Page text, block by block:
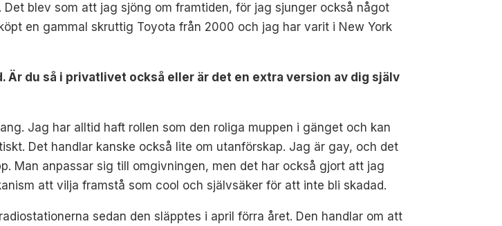
Det blev som att jag sjöng om framtiden, för jag sjunger också något
en gammal skruttig Toyota från 2000 och jag har varit i New York
du så i privatlivet också eller är det en extra version av dig själv
Jag har alltid haft rollen som den roliga muppen i gänget och kan
Det handlar kanske också lite om utanförskap. Jag är gay, och det
Man anpassar sig till omgivningen, men det har också gjort att jag
att vilja framstå som cool och självsäker för att inte bli skadad.
sedan den släpptes i april förra året. Den handlar om att